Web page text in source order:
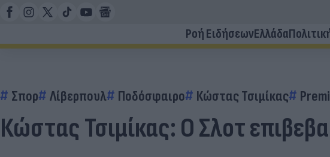
Ροή ΕιδήσεωνΕλλάδα
Σπορ Λίβερπουλ Ποδόσφαιρο Κώστας Τσιμίκας
Κώστας Τσιμίκας: Ο Σλοτ